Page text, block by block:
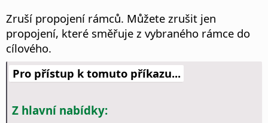
Zruší propojení rámců. Můžete zrušit jen
propojení, které směřuje z vybraného rámce do
cílového.
Pro přístup k tomuto příkazu...
Z hlavní nabídky: